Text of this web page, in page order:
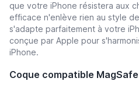
que votre iPhone résistera aux
efficace n'enlève rien au style
s'adapte parfaitement à votre
conçue par Apple pour
iPhone.
Coque compatible MagSafe